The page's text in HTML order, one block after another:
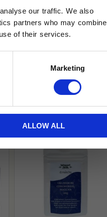
our traffic. We also
partners who may combine
of their services.
Marketing
ALLOW ALL